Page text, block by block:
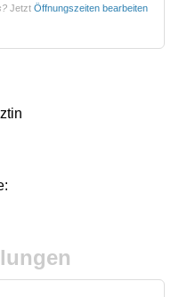
Jetzt Öffnungszeiten bearbeiten